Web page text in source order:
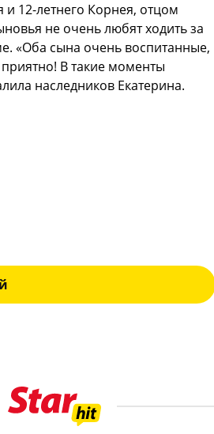
12-летнего Корнея, отцом
не очень любят ходить за
«Оба сына очень воспитанные,
В такие моменты
наследников Екатерина.